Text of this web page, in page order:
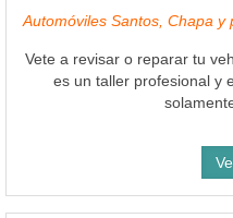
Automóviles Santos, Chapa y
Vete a revisar o reparar tu
es un taller profesional y